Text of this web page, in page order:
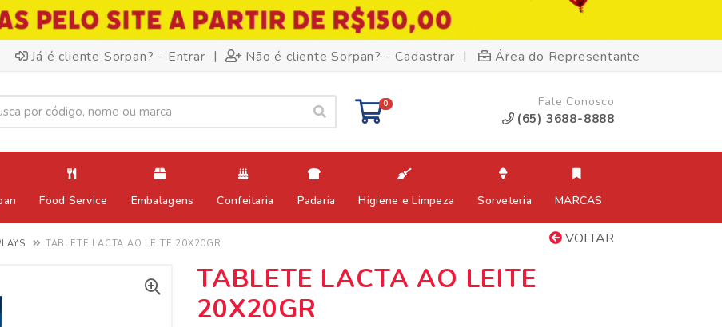
Já é cliente Sorpan? - Entrar | Não é cliente Sorpan? - Cadastrar | Área do Representante
0 Fale Conosco
(65) 3688-8888
Food Service Embalagens Confeitaria Padaria Higiene e Limpeza Sorveteria MARCAS
VOLTAR
TABLETE LACTA AO LEITE 20X20GR
TABLETE LACTA AO LEITE
20X20GR